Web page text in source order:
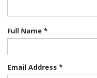
Full Name *
Email Address *